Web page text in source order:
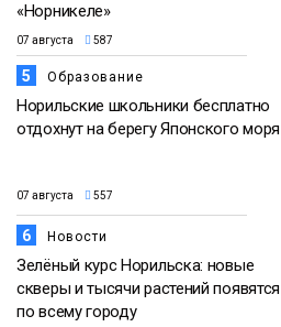
«Норникеле»
07 августа 587
5 Образование
Норильские школьники бесплатно
отдохнут на берегу Японского моря
07 августа 557
6 Новости
Зелёный курс Норильска: новые
скверы и тысячи растений появятся
по всему городу